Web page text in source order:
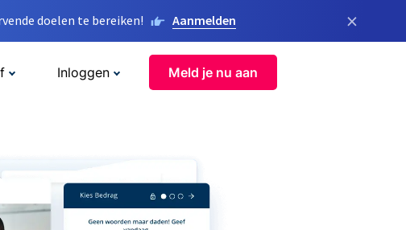
doelen te bereiken! Aanmelden ×
Inloggen Meld je nu aan